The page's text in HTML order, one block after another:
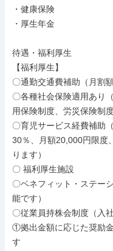
・健康保険
・厚生年金
待遇・福利厚生
【福利厚生】
〇通勤交通費補助（月割
〇各種社会保険適用あり
用保険制度、労災保険制度
〇育児サービス経費補助
30％、月額20,000円限度
ります）
〇 福利厚生施設
〇ベネフィット・ステー
能です）
〇従業員持株会制度（入
①拠出金額に応じた奨励
す